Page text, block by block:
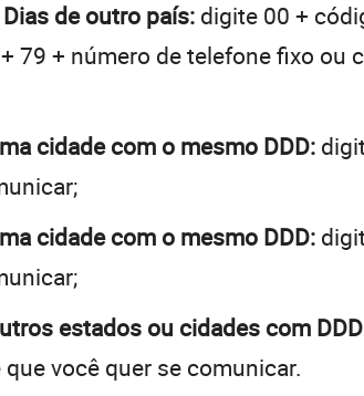
de outro país: digite 00 +
79 + número de telefone fixo ou
cidade com o mesmo DDD:
cidade com o mesmo DDD:
estados ou cidades com
você quer se comunicar.